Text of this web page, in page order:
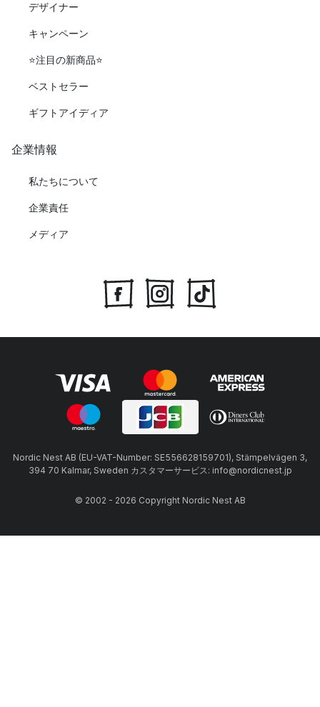
デザイナー
キャンペーン
⭐️注目の新商品⭐️
ベストセラー
ギフトアイディア
企業情報
私たちについて
企業責任
メディア
Nordic Nest AB (EU-VAT-Number: SE556628159701), Stämpelvägen 3,
394 70 Kalmar, Sweden カスタマーサービス: info@nordicnest.jp
© 2002 - 2026 Copyright Nordic Nest AB